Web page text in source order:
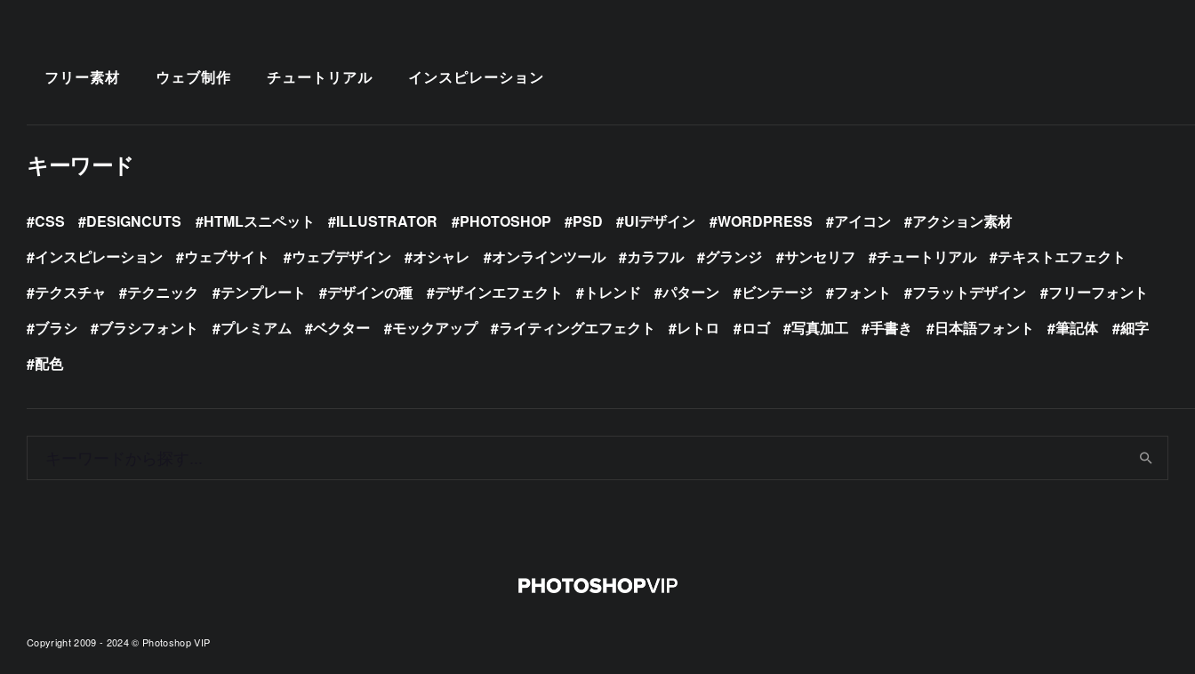
フリー素材 ウェブ制作 チュートリアル インスピレーション
キーワード
CSS DESIGNCUTS HTMLスニペット ILLUSTRATOR PHOTOSHOP PSD UIデザイン WORDPRESS アイコン
アクション素材
インスピレーション
ウェブサイト ウェブデザイン オシャレ オンラインツール カラフル グランジ サンセリフ チュートリアル
テキストエフェクト
テクスチャ
テクニック テンプレート デザインの種 デザインエフェクト トレンド パターン ビンテージ フォント フラットデザイン
フリーフォント
ブラシ
ブラシフォント プレミアム ベクター モックアップ ライティングエフェクト レトロ ロゴ 写真加工 手書き 日本語フォント 筆記体
細字
配色
Copyright 2009 - 2024 © Photoshop VIP